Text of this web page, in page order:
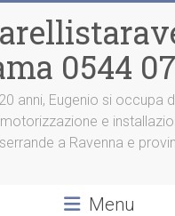
0544
anni, Eugenio si occupa
e
serrande a Ravenna e
Menu